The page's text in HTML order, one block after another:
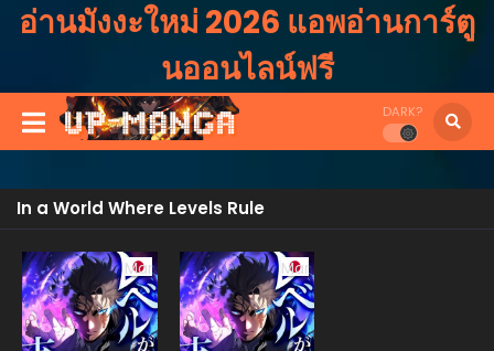
อ่านมังงะใหม่ 2026 แอพอ่านการ์ตู
นออนไลน์ฟรี
DARK?
In a World Where Levels Rule
Manga Manga